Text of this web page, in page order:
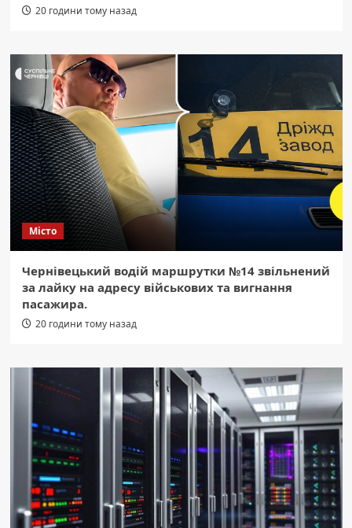
20 години тому назад
Місто
Чернівецький водій маршрутки №14 звільнений
за лайку на адресу військових та вигнання
пасажира.
20 години тому назад